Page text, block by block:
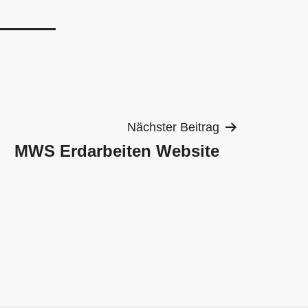
Nächster Beitrag
MWS Erdarbeiten Website